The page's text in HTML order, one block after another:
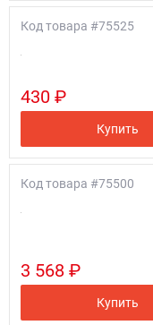
Код товара #75525
430 ₽
Купить
Код товара #75500
3 568 ₽
Купить